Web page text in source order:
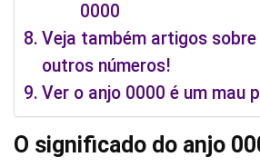
0000
Veja também artigos sobre
outros números!
Ver o anjo 0000 é um mau
O significado do anjo